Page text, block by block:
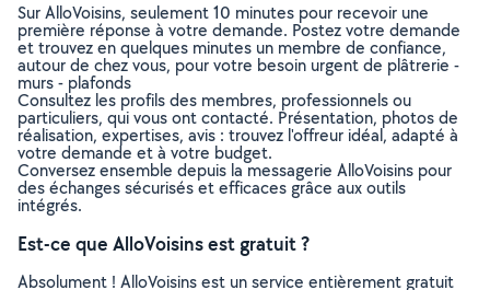
Sur AlloVoisins, seulement 10 minutes pour recevoir une
première réponse à votre demande. Postez votre demande
et trouvez en quelques minutes un membre de confiance,
autour de chez vous, pour votre besoin urgent de plâtrerie -
murs - plafonds
Consultez les profils des membres, professionnels ou
particuliers, qui vous ont contacté. Présentation, photos de
réalisation, expertises, avis : trouvez l'offreur idéal, adapté à
votre demande et à votre budget.
Conversez ensemble depuis la messagerie AlloVoisins pour
des échanges sécurisés et efficaces grâce aux outils
intégrés.
Est-ce que AlloVoisins est gratuit ?
Absolument ! AlloVoisins est un service entièrement gratuit